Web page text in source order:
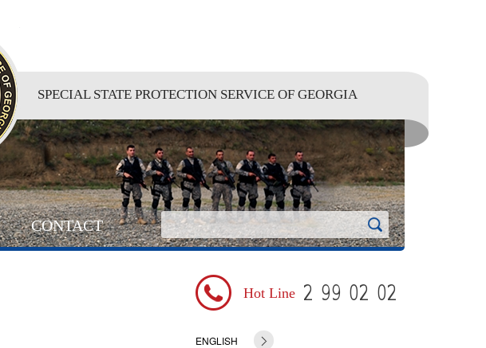
SPECIAL STATE PROTECTION SERVICE OF GEORGIA
CONTACT
Hot Line 2 99 02 02
ENGLISH